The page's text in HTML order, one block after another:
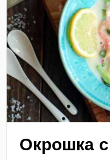
Окрошка